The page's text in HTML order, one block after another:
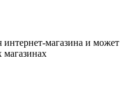
интернет-магазина и может
магазинах